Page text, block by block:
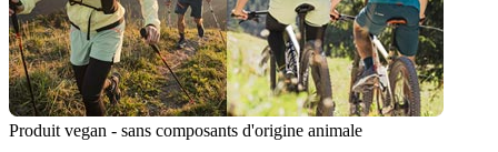
Produit vegan - sans composants d'origine animale